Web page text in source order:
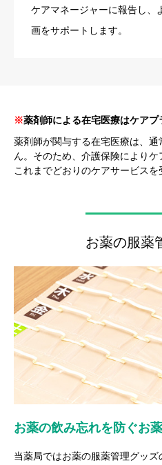
ケアマネージャーに報告し、
画をサポートします。
※薬剤師による在宅医療はケアプ
薬剤師が関与する在宅医療は、
ん。そのため、介護保険によりケ
これまでどおりのケアサービスを
お薬の服薬
お薬の飲み忘れを防ぐお
当薬局ではお薬の服薬管理グッ